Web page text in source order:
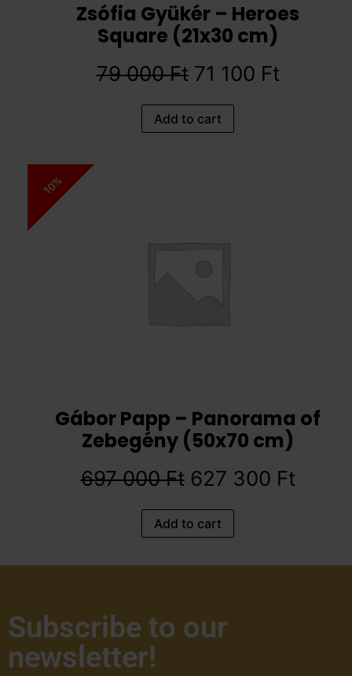
Zsófia Gyükér – Heroes
Square (21x30 cm)
79 000Ft 71 100 Ft
Add to cart
10%
Gábor Papp – Panorama of
Zebegény (50x70 cm)
697 000Ft 627 300 Ft
Add to cart
Subscribe to our
newsletter!